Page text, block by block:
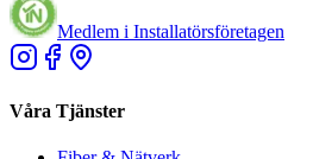
Medlem i Installatörsföretagen
Våra Tjänster